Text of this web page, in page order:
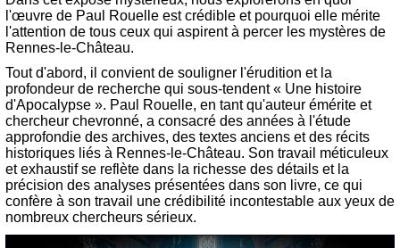
l'œuvre de Paul Rouelle est crédible et pourquoi elle mérite
l'attention de tous ceux qui aspirent à percer les mystères de
Rennes-le-Château.
Tout d'abord, il convient de souligner l'érudition et la
profondeur de recherche qui sous-tendent « Une histoire
d'Apocalypse ». Paul Rouelle, en tant qu'auteur émérite et
chercheur chevronné, a consacré des années à l'étude
approfondie des archives, des textes anciens et des récits
historiques liés à Rennes-le-Château. Son travail méticuleux
et exhaustif se reflète dans la richesse des détails et la
précision des analyses présentées dans son livre, ce qui
confère à son travail une crédibilité incontestable aux yeux de
nombreux chercheurs sérieux.